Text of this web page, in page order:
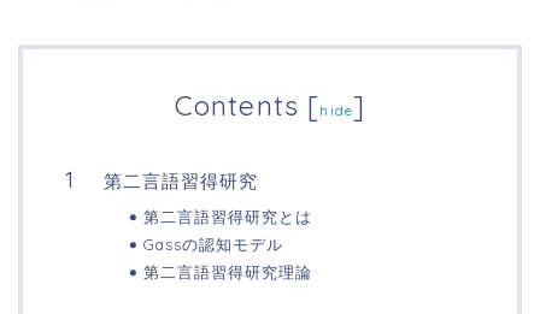
Contents [hide]
第二言語習得研究
第二言語習得研究とは
Gassの認知モデル
第二言語習得研究理論